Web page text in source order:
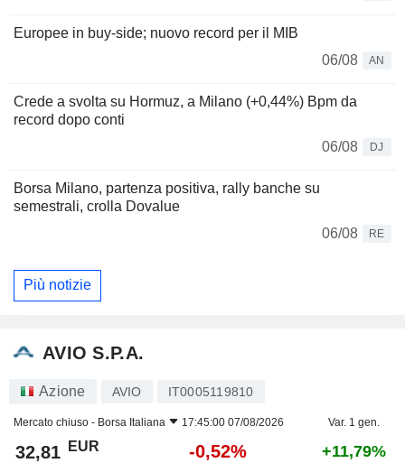
Europee in buy-side; nuovo record per il MIB
06/08
AN
Crede a svolta su Hormuz, a Milano (+0,44%) Bpm da
record dopo conti
06/08
DJ
Borsa Milano, partenza positiva, rally banche su
semestrali, crolla Dovalue
06/08
RE
Più notizie
AVIO S.P.A.
Azione AVIO IT0005119810
Mercato chiuso - Borsa Italiana 17:45:00 07/08/2026 Var. 1 gen.
32,81 EUR -0,52% +11,79%